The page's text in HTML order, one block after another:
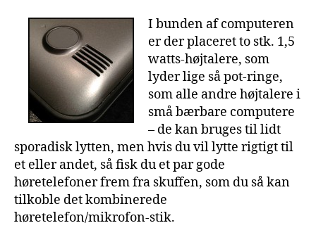
I bunden af computeren
er der placeret to stk. 1,5
watts-højtalere, som
lyder lige så pot-ringe,
som alle andre højtalere i
små bærbare computere
– de kan bruges til lidt
sporadisk lytten, men hvis du vil lytte rigtigt til
et eller andet, så fisk du et par gode
høretelefoner frem fra skuffen, som du så kan
tilkoble det kombinerede
høretelefon/mikrofon-stik.